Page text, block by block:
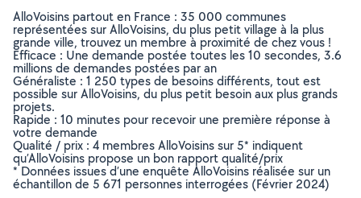
AlloVoisins partout en France : 35 000 communes
représentées sur AlloVoisins, du plus petit village à la plus
grande ville, trouvez un membre à proximité de chez vous !
Efficace : Une demande postée toutes les 10 secondes, 3.6
millions de demandes postées par an
Généraliste : 1 250 types de besoins différents, tout est
possible sur AlloVoisins, du plus petit besoin aux plus grands
projets.
Rapide : 10 minutes pour recevoir une première réponse à
votre demande
Qualité / prix : 4 membres AlloVoisins sur 5* indiquent
qu’AlloVoisins propose un bon rapport qualité/prix
* Données issues d’une enquête AlloVoisins réalisée sur un
échantillon de 5 671 personnes interrogées (Février 2024)